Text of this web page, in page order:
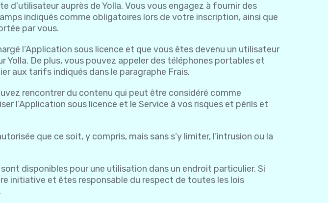
d’utilisateur auprès de Yolla. Vous vous engagez à fournir des
indiqués comme obligatoires lors de votre inscription, ainsi que
par vous.
l’Application sous licence et que vous êtes devenu un utilisateur
De plus, vous pouvez appeler des téléphones portables et
aux tarifs indiqués dans le paragraphe Frais.
rencontrer du contenu qui peut être considéré comme
l’Application sous licence et le Service à vos risques et périls et
que ce soit, y compris, mais sans s’y limiter, l’intrusion ou la
disponibles pour une utilisation dans un endroit particulier. Si
initiative et êtes responsable du respect de toutes les lois